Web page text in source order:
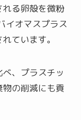
る卵殻を微粉
イオマスプラス
ています。
、プラスチッ
の削減にも貢